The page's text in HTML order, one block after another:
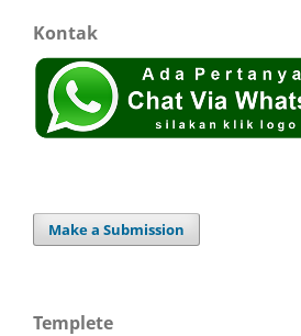
Kontak
Make a Submission
Templete